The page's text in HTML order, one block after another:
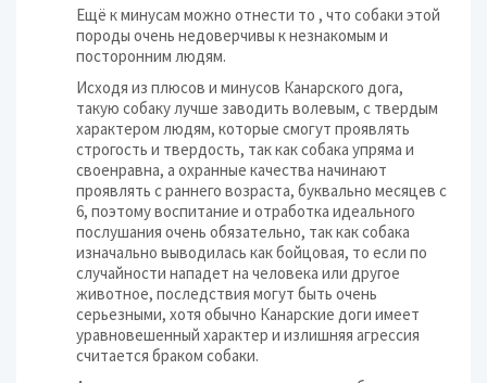
Ещё к минусам можно отнести то , что собаки этой
породы очень недоверчивы к незнакомым и
посторонним людям.
Исходя из плюсов и минусов Канарского дога,
такую собаку лучше заводить волевым, с твердым
характером людям, которые смогут проявлять
строгость и твердость, так как собака упряма и
своенравна, а охранные качества начинают
проявлять с раннего возраста, буквально месяцев с
6, поэтому воспитание и отработка идеального
послушания очень обязательно, так как собака
изначально выводилась как бойцовая, то если по
случайности нападет на человека или другое
животное, последствия могут быть очень
серьезными, хотя обычно Канарские доги имеет
уравновешенный характер и излишняя агрессия
считается браком собаки.